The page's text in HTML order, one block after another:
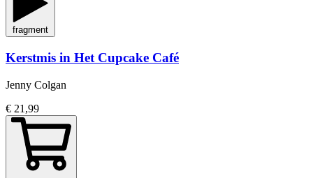
fragment
Kerstmis in Het Cupcake Café
Jenny Colgan
€ 21,99